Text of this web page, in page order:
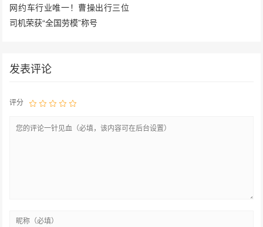
网约车行业唯一！曹操出行三位
司机荣获“全国劳模”称号
发表评论
评分